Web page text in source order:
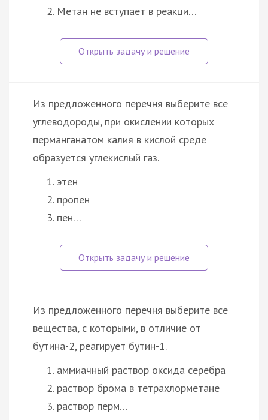
Метан не вступает в реакци…
Из предложенного перечня выберите все
углеводороды, при окислении которых
перманганатом калия в кислой среде
образуется углекислый газ.
этен
пропен
пен…
Из предложенного перечня выберите все
вещества, с которыми, в отличие от
бутина-2, реагирует бутин-1.
аммиачный раствор оксида серебра
раствор брома в тетрахлорметане
раствор перм…